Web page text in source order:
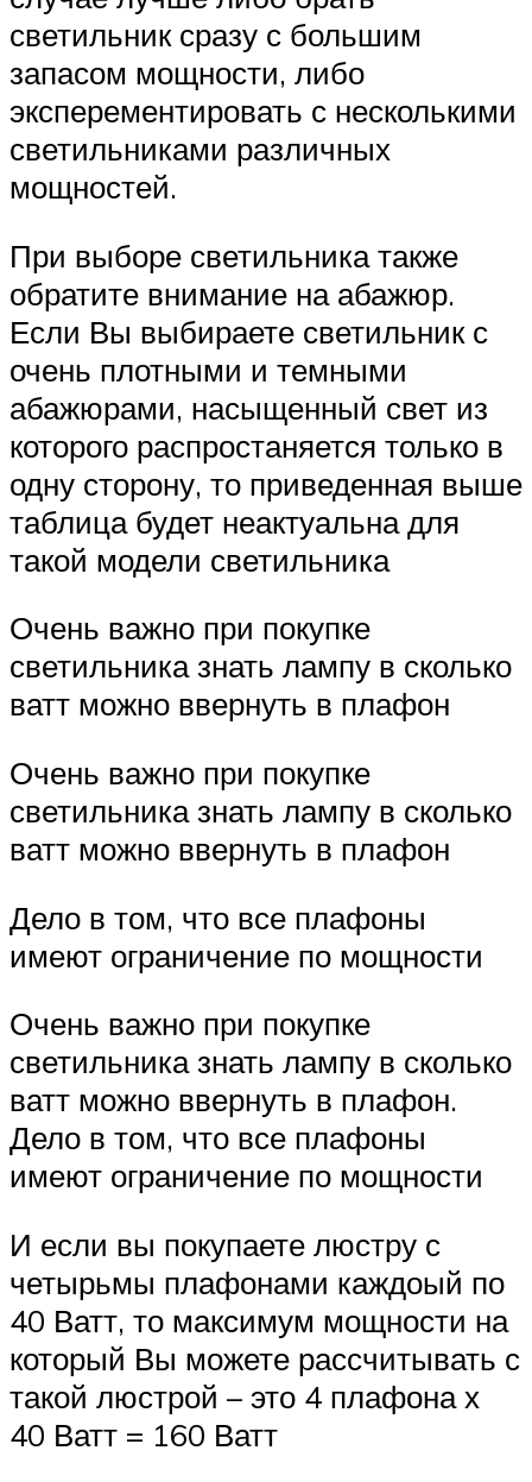
светильник сразу с большим
запасом мощности, либо
эксперементировать с несколькими
светильниками различных
мощностей.
При выборе светильника также
обратите внимание на абажюр.
Если Вы выбираете светильник с
очень плотными и темными
абажюрами, насыщенный свет из
которого распростаняется только в
одну сторону, то приведенная выше
таблица будет неактуальна для
такой модели светильника
Очень важно при покупке
светильника знать лампу в сколько
ватт можно ввернуть в плафон
Очень важно при покупке
светильника знать лампу в сколько
ватт можно ввернуть в плафон
Дело в том, что все плафоны
имеют ограничение по мощности
Очень важно при покупке
светильника знать лампу в сколько
ватт можно ввернуть в плафон.
Дело в том, что все плафоны
имеют ограничение по мощности
И если вы покупаете люстру с
четырьмы плафонами каждоый по
40 Ватт, то максимум мощности на
который Вы можете рассчитывать с
такой люстрой – это 4 плафона х
40 Ватт = 160 Ватт